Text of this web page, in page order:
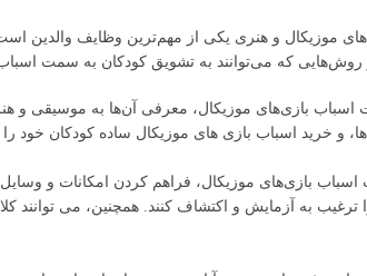
موزیکال و هنری یکی از مهم‌ترین وظایف والدین
روش‌هایی که می‌توانند به تشویق کودکان به سمت
اسباب بازی‌های موزیکال، معرفی آن‌ها به موسیقی و
خرید اسباب بازی های موزیکال ساده کودکان خود را
بازی‌های موزیکال، فراهم کردن امکانات و وسایل
را ترغیب به آزمایش و اکتشاف کنند. همچنین، می توانند